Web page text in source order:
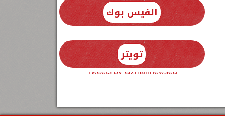
الفيس بوك
تويتر
Tweets by elzmannewseg